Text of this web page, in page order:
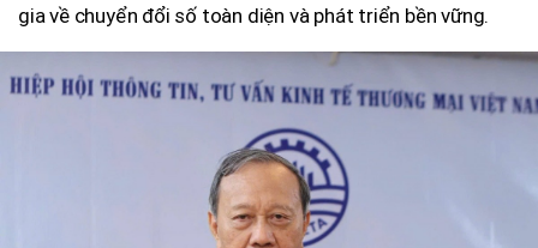
gia về chuyển đổi số toàn diện và phát triển bền vững.